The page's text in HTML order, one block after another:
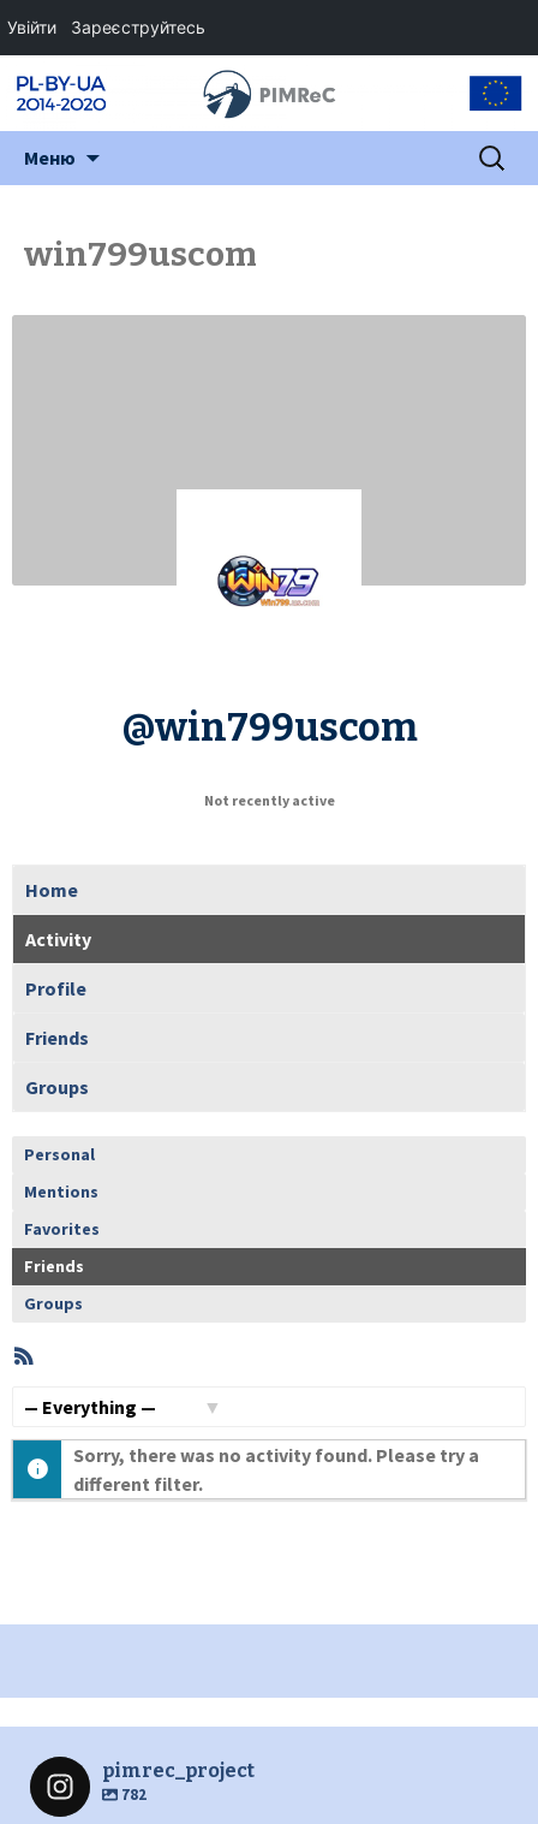
Меню Пошук:
win799uscom
@win799uscom
Not recently active
Home
Activity
Profile
Friends
Groups
Personal
Mentions
Favorites
Friends
Groups
Member
Activities
Sorry, there was no activity found. Please try a
different filter.
pimrec_project
782
Увійти Зареєструйтесь